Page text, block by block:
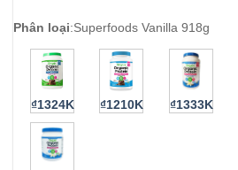
Phân loại:Superfoods Vanilla 918g
₫1324K ₫1210K ₫1333K